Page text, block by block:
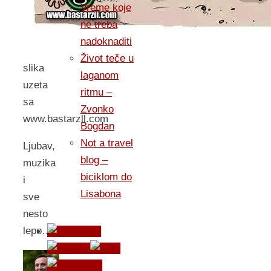
slika
uzeta
sa
www.bastarzll.com
Ljubav,
muzika
i
sve
nesto
lepo…
Vreme koje
ne treba
nadoknaditi
Život teče u
laganom
ritmu –
Zvonko
Bogdan
Not a travel
blog –
biciklom do
Lisabona